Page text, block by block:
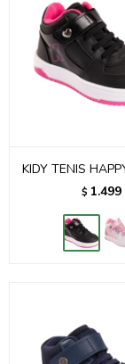
KIDY TENIS
$ 1.499